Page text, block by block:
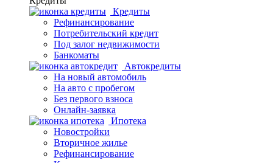
Кредиты
Рефинансирование
Потребительский кредит
Под залог недвижимости
Банкоматы
Автокредиты
На новый автомобиль
На авто с пробегом
Без первого взноса
Онлайн-заявка
Ипотека
Новостройки
Вторичное жилье
Рефинансирование